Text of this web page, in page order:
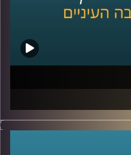
את רצונו של